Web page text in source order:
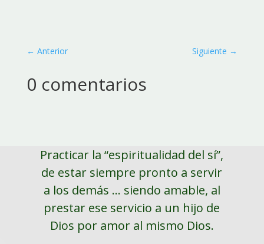
← Anterior Siguiente →
0 comentarios
Practicar la “espiritualidad del sí”,
de estar siempre pronto a servir
a los demás ... siendo amable, al
prestar ese servicio a un hijo de
Dios por amor al mismo Dios.